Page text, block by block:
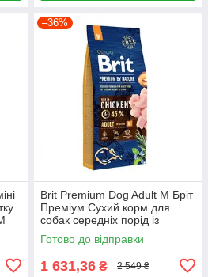
–36%
Brit Premium Dog Adult M Бріт
Преміум Сухий корм для
собак середніх порід із
куркою 15 кг
Готово до відправки
1 631,36 ₴ 2 549 ₴